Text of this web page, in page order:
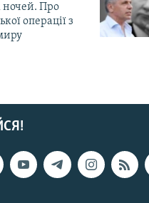
ночей. Про
операції з